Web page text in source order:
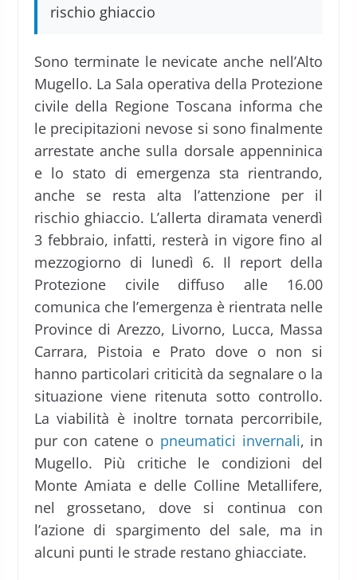
rischio ghiaccio
Sono terminate le nevicate anche nell’Alto
Mugello. La Sala operativa della Protezione
civile della Regione Toscana informa che
le precipitazioni nevose si sono finalmente
arrestate anche sulla dorsale appenninica
e lo stato di emergenza sta rientrando,
anche se resta alta l’attenzione per il
rischio ghiaccio. L’allerta diramata venerdì
3 febbraio, infatti, resterà in vigore fino al
mezzogiorno di lunedì 6. Il report della
Protezione civile diffuso alle 16.00
comunica che l’emergenza è rientrata nelle
Province di Arezzo, Livorno, Lucca, Massa
Carrara, Pistoia e Prato dove o non si
hanno particolari criticità da segnalare o la
situazione viene ritenuta sotto controllo.
La viabilità è inoltre tornata percorribile,
pur con catene o pneumatici invernali, in
Mugello. Più critiche le condizioni del
Monte Amiata e delle Colline Metallifere,
nel grossetano, dove si continua con
l’azione di spargimento del sale, ma in
alcuni punti le strade restano ghiacciate.